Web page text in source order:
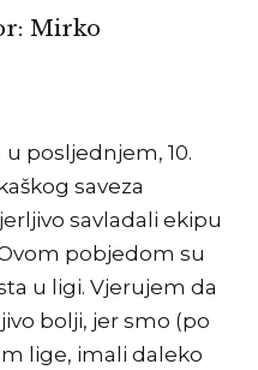
Mirko
posljednjem, 10.
saveza
savladali ekipu
pobjedom su
u ligi. Vjerujem da
bolji, jer smo (po
lige, imali daleko